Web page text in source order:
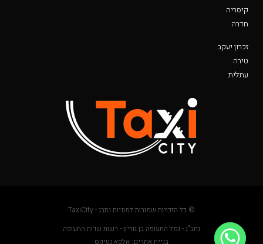
קיסריה
חדרה
זכרון יעקב
טירה
עתלית
© כל הזכויות שמורות למוניות נתבג - TaxiCity
נתב"ג - נמל התעופה בן גוריון - רשות שדות התעופה
בניית אתרים: אלפא נטיקס